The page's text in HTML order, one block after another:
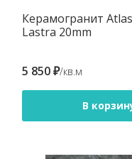
Керамогранит
Lastra 20mm
5 850 ₽/кв.м
В